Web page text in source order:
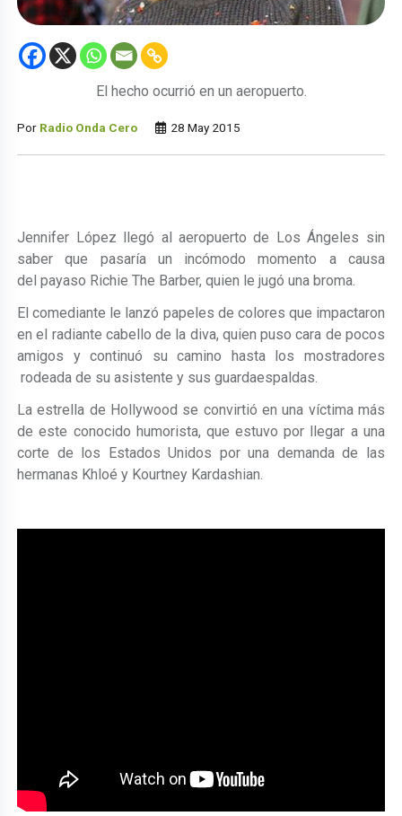
El hecho ocurrió en un aeropuerto.
Por Radio Onda Cero 28 May 2015
Jennifer López llegó al aeropuerto de Los Ángeles sin
saber que pasaría un incómodo momento a causa
del payaso Richie The Barber, quien le jugó una broma.
El comediante le lanzó papeles de colores que impactaron
en el radiante cabello de la diva, quien puso cara de pocos
amigos y continuó su camino hasta los mostradores
rodeada de su asistente y sus guardaespaldas.
La estrella de Hollywood se convirtió en una víctima más
de este conocido humorista, que estuvo por llegar a una
corte de los Estados Unidos por una demanda de las
hermanas Khloé y Kourtney Kardashian.